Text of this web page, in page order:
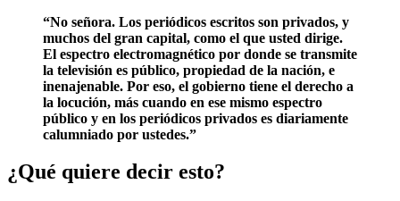
“No señora. Los periódicos escritos son privados, y
muchos del gran capital, como el que usted dirige.
El espectro electromagnético por donde se transmite
la televisión es público, propiedad de la nación, e
inenajenable. Por eso, el gobierno tiene el derecho a
la locución, más cuando en ese mismo espectro
público y en los periódicos privados es diariamente
calumniado por ustedes.”
¿Qué quiere decir esto?